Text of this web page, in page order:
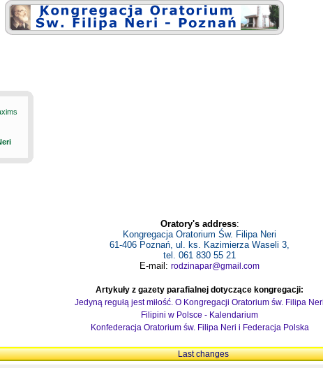
Oratory's address:
Kongregacja Oratorium Św. Filipa Neri
61-406 Poznań, ul. ks. Kazimierza Waseli 3,
tel. 061 830 55 21
E-mail: rodzinapar@gmail.com
Artykuły z gazety parafialnej dotyczące kongregacji:
Jedyną regułą jest miłość. O Kongregacji Oratorium św. Filipa Neri
Filipini w Polsce - Kalendarium
Konfederacja Oratorium św. Filipa Neri i Federacja Polska
Last changes